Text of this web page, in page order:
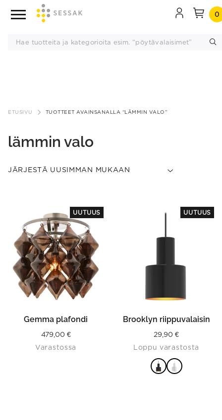
sisältöön
0
ETUSIVU TUOTTEET AVAINSANALLA “LÄMMIN VALO”
lämmin valo
UUTUUS
Gemma plafondi
479,00 €
Varastossa
UUTUUS
This
product
multiple
options
on
product
page
Brooklyn riippuvalaisin
29,90 €
Loppu varastosta